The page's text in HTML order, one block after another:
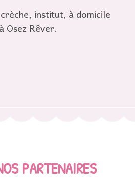
institut, à domicile
Osez Rêver.
PARTENAIRES